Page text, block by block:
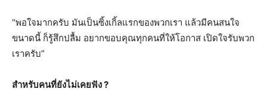
“พอใจมากครับ มันเป็นซิ้งเกิ้ลแรกของพวกเรา แล้วมีคนสนใจ
ขนาดนี้ ก็รู้สึกปลื้ม อยากขอบคุณทุกคนที่ให้โอกาส เปิดใจรับพวก
เราครับ”
สำหรับคนที่ยังไม่เคยฟัง?